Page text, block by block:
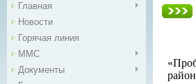
Главная
Новости
Горячая линия
ММС
Документы